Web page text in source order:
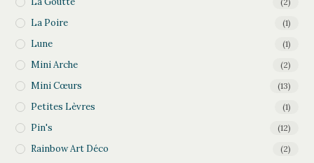
La Poire (1)
Lune (1)
Mini Arche (2)
Mini Cœurs (13)
Petites Lèvres (1)
Pin's (12)
Rainbow Art Déco (2)